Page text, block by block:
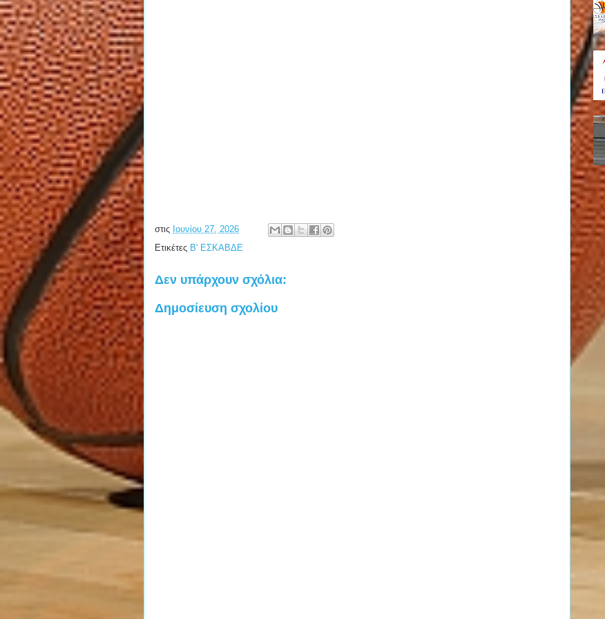
στις Ιουνίου 27, 2026
Ετικέτες Β' ΕΣΚΑΒΔΕ
Δεν υπάρχουν σχόλια:
Δημοσίευση σχολίου